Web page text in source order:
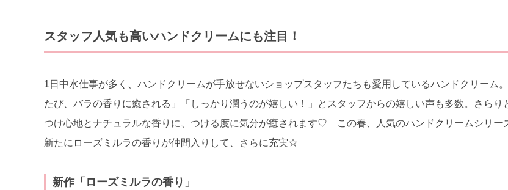
スタッフ人気も高いハンドクリームにも注目！
1日中水仕事が多く、ハンドクリームが手放せないショップスタッフたちも愛用しているハンドクリーム
たび、バラの香りに癒される」「しっかり潤うのが嬉しい！」とスタッフからの嬉しい声も多数。さらり
つけ心地とナチュラルな香りに、つける度に気分が癒されます♡ この春、人気のハンドクリームシリー
新たにローズミルラの香りが仲間入りして、さらに充実☆
新作「ローズミルラの香り」